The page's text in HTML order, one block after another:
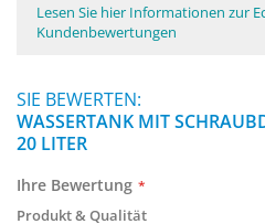
Lesen Sie hier Informationen zur
Kundenbewertungen
SIE BEWERTEN:
WASSERTANK MIT
20 LITER
Ihre Bewertung
Produkt & Qualität